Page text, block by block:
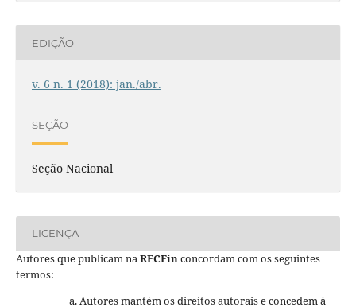
EDIÇÃO
v. 6 n. 1 (2018): jan./abr.
SEÇÃO
Seção Nacional
LICENÇA
Autores que publicam na RECFin concordam com os seguintes
termos:
Autores mantém os direitos autorais e concedem à